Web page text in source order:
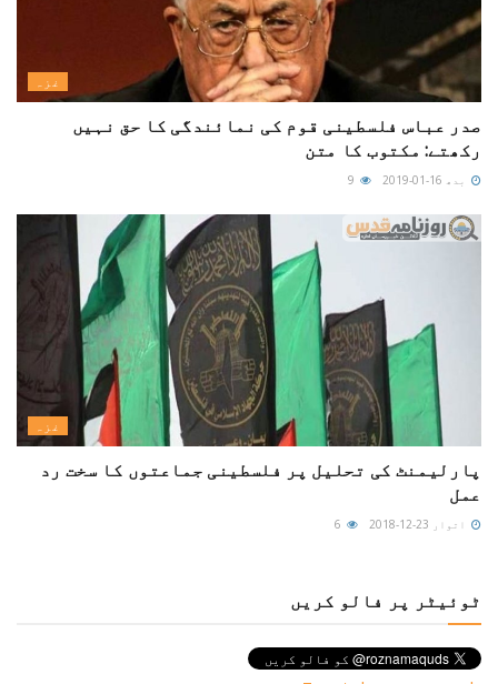
غزہ
صدر عباس فلسطینی قوم کی نمائندگی کا حق نہیں
رکھتے: مکتوب کا متن
بدھ 16-01-2019
غزہ
پارلیمنٹ کی تحلیل پر فلسطینی جماعتوں کا سخت رد
عمل
اتوار 23-12-2018
ٹوئیٹر پر فالو کریں